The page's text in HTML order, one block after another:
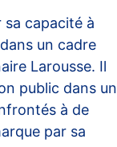
sa capacité à
un cadre
Larousse. Il
public dans un
à de
par sa